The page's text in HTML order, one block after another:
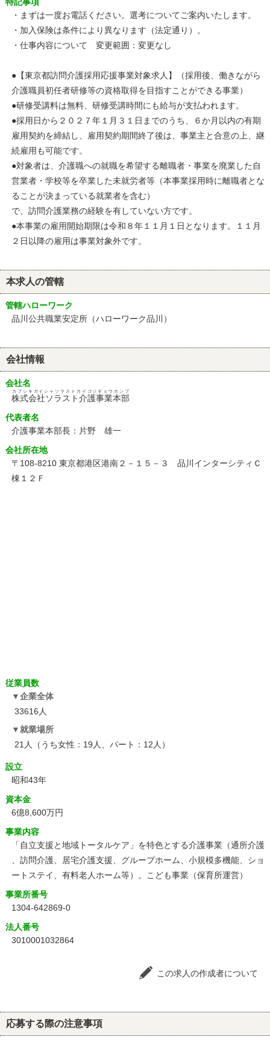
・まずは一度お電話ください。選考についてご案内いたします。
・加入保険は条件により異なります（法定通り）。
・仕事内容について 変更範囲：変更なし
●【東京都訪問介護採用応援事業対象求人】（採用後、働きながら
介護職員初任者研修等の資格取得を目指すことができる事業）
●研修受講料は無料、研修受講時間にも給与が支払われます。
●採用日から２０２７年１月３１日までのうち、６か月以内の有期
雇用契約を締結し、雇用契約期間終了後は、事業主と合意の上、継
続雇用も可能です。
●対象者は、介護職への就職を希望する離職者・事業を廃業した自
営業者・学校等を卒業した未就労者等（本事業採用時に離職者とな
ることが決まっている就業者を含む）
で、訪問介護業務の経験を有していない方です。
●本事業の雇用開始期限は令和８年１１月１日となります。１１月
２日以降の雇用は事業対象外です。
本求人の管轄
管轄ハローワーク
品川公共職業安定所（ハローワーク品川）
会社情報
会社名
株式会社ソラスト介護事業本部
カブシキガイシャソラストカイゴジギョウホンブ
代表者名
介護事業本部長：片野 雄一
会社所在地
〒108-8210 東京都港区港南２－１５－３ 品川インターシティＣ
棟１２Ｆ
従業員数
企業全体
33616人
就業場所
21人（うち女性：19人、パート：12人）
設立
昭和43年
資本金
6億8,600万円
事業内容
「自立支援と地域トータルケア」を特色とする介護事業（通所介護
、訪問介護、居宅介護支援、グループホーム、小規模多機能、ショ
ートステイ、有料老人ホーム等）。こども事業（保育所運営）
事業所番号
1304-642869-0
法人番号
3010001032864
この求人の作成者について
応募する際の注意事項